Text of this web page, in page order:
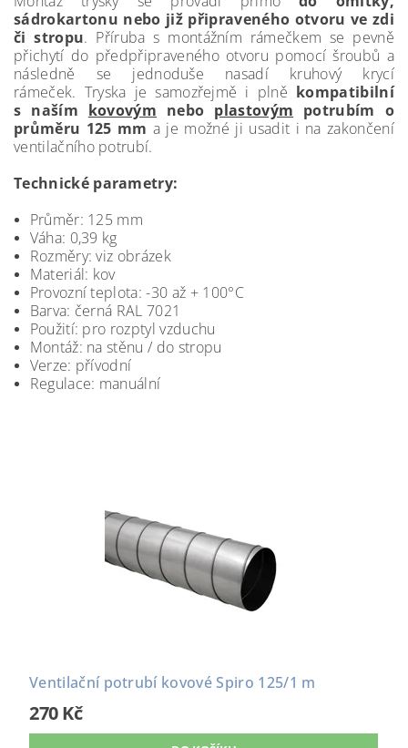
sádrokartonu nebo již připraveného otvoru ve zdi
či stropu. Příruba s montážním rámečkem se pevně
přichytí do předpřipraveného otvoru pomocí šroubů a
následně se jednoduše nasadí kruhový krycí
rámeček. Tryska je samozřejmě i plně kompatibilní
s naším kovovým nebo plastovým potrubím o
průměru 125 mm a je možné ji usadit i na zakončení
ventilačního potrubí.
Technické parametry:
Průměr: 125 mm
Váha: 0,39 kg
Rozměry: viz obrázek
Materiál: kov
Provozní teplota: -30 až + 100°C
Barva: černá RAL 7021
Použití: pro rozptyl vzduchu
Montáž: na stěnu / do stropu
Verze: přívodní
Regulace: manuální
Ventilační potrubí kovové Spiro 125/1 m
270 Kč